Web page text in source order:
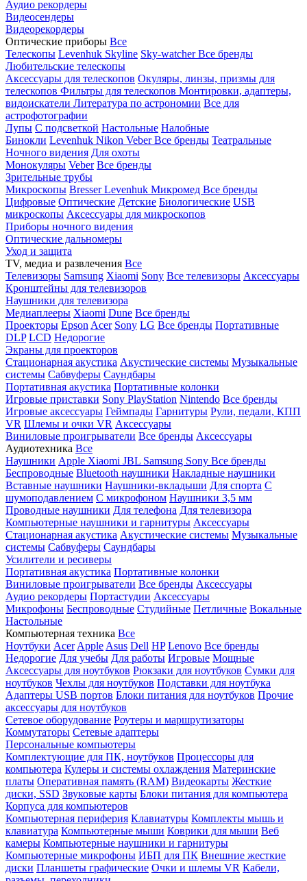
Аудио рекордеры
Видеосендеры
Видеорекордеры
Оптические приборы Все
Телескопы Levenhuk Skyline Sky-watcherВсе бренды
Любительские телескопы
Аксессуары для телескопов Окуляры, линзы, призмы для
телескопов Фильтры для телескопов Монтировки, адаптеры,
видоискатели Литература по астрономии Все для
астрофотографии
Лупы С подсветкой Настольные Налобные
Бинокли Levenhuk Nikon VeberВсе бренды Театральные
Ночного видения Для охоты
Монокуляры Veber Все бренды
Зрительные трубы
Микроскопы BresserLevenhuk Микромед Все бренды
Цифровые Оптические Детские Биологические USB
микроскопы Аксессуары для микроскопов
Приборы ночного видения
Оптические дальномеры
Уход и защита
TV, медиа и развлечения Все
Телевизоры Samsung Xiaomi Sony Все телевизоры Аксессуары
Кронштейны для телевизоров
Наушники для телевизора
Медиаплееры Xiaomi Dune Все бренды
Проекторы Epson Acer Sony LG Все бренды Портативные
DLP LCD Недорогие
Экраны для проекторов
Стационарная акустика Акустические системы Музыкальные
системы Сабвуферы Саундбары
Портативная акустика Портативные колонки
Игровые приставки Sony PlayStation Nintendo Все бренды
Игровые аксессуары Геймпады Гарнитуры Рули, педали, КПП
VR Шлемы и очки VR Аксессуары
Виниловые проигрыватели Все бренды Аксессуары
Аудиотехника Все
Наушники Apple Xiaomi JBL Samsung Sony Все бренды
Беспроводные Bluetooth наушники Накладные наушники
Вставные наушники Наушники-вкладыши Для спорта С
шумоподавлением С микрофоном Наушники 3,5 мм
Проводные наушники Для телефона Для телевизора
Компьютерные наушники и гарнитуры Аксессуары
Стационарная акустика Акустические системы Музыкальные
системы Сабвуферы Саундбары
Усилители и ресиверы
Портативная акустика Портативные колонки
Виниловые проигрыватели Все бренды Аксессуары
Аудио рекордеры Портастудии Аксессуары
Микрофоны Беспроводные Студийные Петличные Вокальные
Настольные
Компьютерная техника Все
Ноутбуки Acer Apple Asus Dell HP Lenovo Все бренды
Недорогие Для учебы Для работы Игровые Мощные
Аксессуары для ноутбуков Рюкзаки для ноутбуков Сумки для
ноутбуков Чехлы для ноутбуков Подставки для ноутбука
Адаптеры USB портов Блоки питания для ноутбуков Прочие
аксессуары для ноутбуков
Сетевое оборудование Роутеры и маршрутизаторы
Коммутаторы Сетевые адаптеры
Персональные компьютеры
Комплектующие для ПК, ноутбуков Процессоры для
компьютера Кулеры и системы охлаждения Материнские
платы Оперативная память (RAM) Видеокарты Жесткие
диски, SSD Звуковые карты Блоки питания для компьютера
Корпуса для компьютеров
Компьютерная периферия Клавиатуры Комплекты мышь и
клавиатура Компьютерные мыши Коврики для мыши Веб
камеры Компьютерные наушники и гарнитуры
Компьютерные микрофоны ИБП для ПК Внешние жесткие
диски Планшеты графические Очки и шлемы VR Кабели,